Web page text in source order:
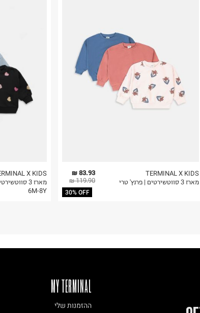
X KIDS
מארז 3
6M-8Y
83.93 ₪
119.90 ₪
30% OFF
TERMINAL X KIDS
מארז 3 סווטשירטים | פרנץ' טרי
MY TERMINAL
ההזמנות שלי